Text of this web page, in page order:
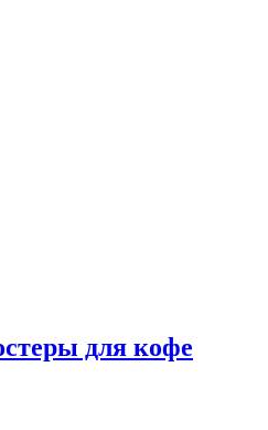
для кофе